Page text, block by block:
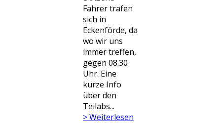
Fahrer trafen
sich in
Eckenförde, da
wo wir uns
immer treffen,
gegen 08.30
Uhr. Eine
kurze Info
über den
Teilabs...
> Weiterlesen